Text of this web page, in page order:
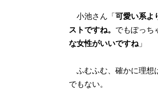
小池さん「 可愛い系よ
ストですね。 でもぽっち
な女性がいいですね 」
ふむふむ、確かに理想
でもない。